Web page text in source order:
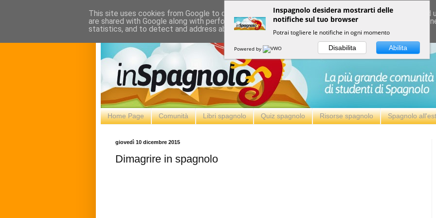
Home Page Comunità Libri spagnolo Quiz spagnolo Risorse spagnolo Spagnolo
giovedì 10 dicembre 2015
Dimagrire in spagnolo
This site uses cookies from Google to deliver its services and to analyze traffic. Your IP address and
are shared with Google along with performance and security metrics to ensure quality of service,
statistics, and to detect and address abuse.
Inspagnolo desidera mostrarti delle
notifiche sul tuo browser
Potrai togliere le notifiche in ogni momento
Powered by Disabilita Abilita